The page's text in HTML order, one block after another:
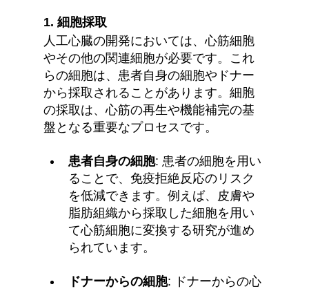
1. 細胞採取
人工心臓の開発においては、心筋細胞
やその他の関連細胞が必要です。これ
らの細胞は、患者自身の細胞やドナー
から採取されることがあります。細胞
の採取は、心筋の再生や機能補完の基
盤となる重要なプロセスです。
患者自身の細胞: 患者の細胞を用い
ることで、免疫拒絶反応のリスク
を低減できます。例えば、皮膚や
脂肪組織から採取した細胞を用い
て心筋細胞に変換する研究が進め
られています。
ドナーからの細胞: ドナーからの心